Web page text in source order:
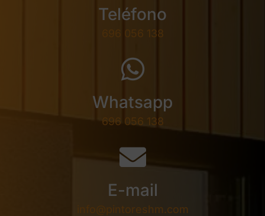
Teléfono
696 056 138
Whatsapp
696 056 138
E-mail
info@pintoreshm.com